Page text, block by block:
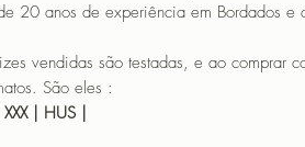
20 anos de experiência em Bordados e
são testadas, e ao comprar
São eles :
| HUS |